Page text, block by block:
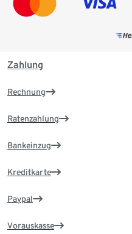
Zahlung
Rechnung
Ratenzahlung
Bankeinzug
Kreditkarte
Paypal
Vorauskasse